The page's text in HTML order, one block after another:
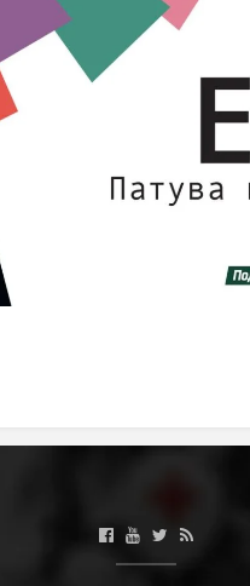
МЕЃУНАРОДНА СОРАБОТКА
ЗНАЧЕЊЕ НА СЛУЖБАТА ЗА
ЗДРАВСТВЕНО ПРЕВЕНТИВНА